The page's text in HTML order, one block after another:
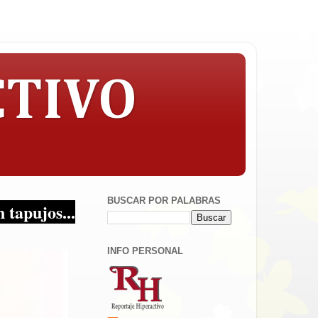
en sus multiplataformas!
BUSCAR POR PALABRAS
INFO PERSONAL